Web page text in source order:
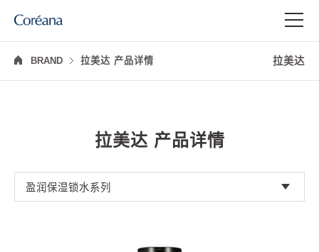
拉美达
BRAND 拉美达 产品详情